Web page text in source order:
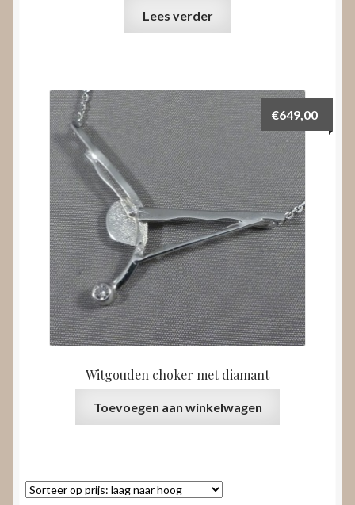
Lees verder
Witgouden choker met diamant
€649,00
Toevoegen aan winkelwagen